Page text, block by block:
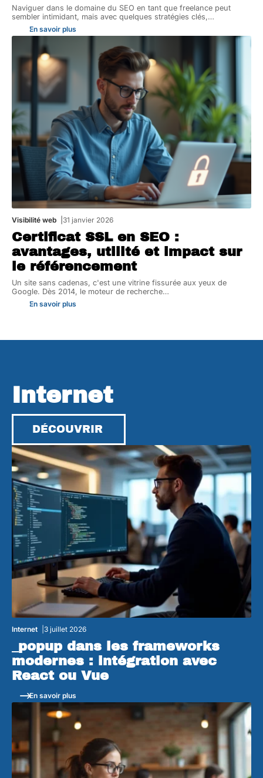
Naviguer dans le domaine du SEO en tant que freelance peut
sembler intimidant, mais avec quelques stratégies clés,…
En savoir plus
Visibilité web 31 janvier 2026
Certificat SSL en SEO :
avantages, utilité et impact sur
le référencement
Un site sans cadenas, c'est une vitrine fissurée aux yeux de
Google. Dès 2014, le moteur de recherche…
En savoir plus
Internet
DÉCOUVRIR
Internet 3 juillet 2026
_popup dans les frameworks
modernes : intégration avec
React ou Vue
En savoir plus